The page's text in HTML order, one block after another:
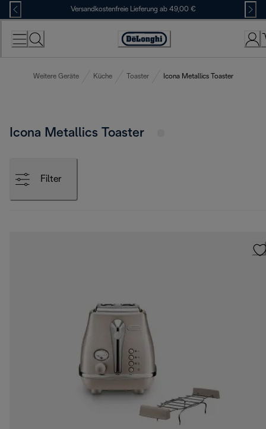
Skip
to
Content
Versandkostenfreie Lieferung ab 49,00 €
Erklärung
Zugänglichkeit
Weitere Geräte Küche Toaster Icona Metallics Toaster
Icona Metallics Toaster
Filter